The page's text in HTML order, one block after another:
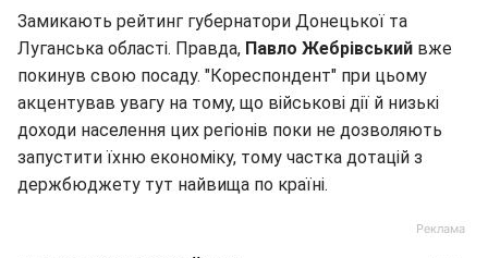
Замикають рейтинг губернатори Донецької та
Луганська області. Правда, Павло Жебрівський вже
покинув свою посаду. "Кореспондент" при цьому
акцентував увагу на тому, що військові дії й низькі
доходи населення цих регіонів поки не дозволяють
запустити їхню економіку, тому частка дотацій з
держбюджету тут найвища по країні.